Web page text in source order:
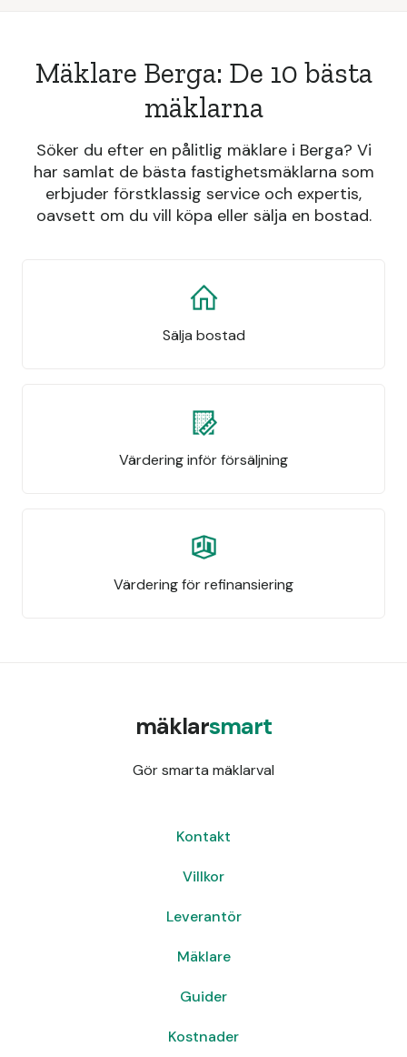
Mäklare Berga: De 10 bästa
mäklarna
Söker du efter en pålitlig mäklare i Berga? Vi
har samlat de bästa fastighetsmäklarna som
erbjuder förstklassig service och expertis,
oavsett om du vill köpa eller sälja en bostad.
Sälja bostad
Värdering inför försäljning
Värdering för refinansiering
mäklarsmart
Gör smarta mäklarval
Kontakt
Villkor
Leverantör
Mäklare
Guider
Kostnader